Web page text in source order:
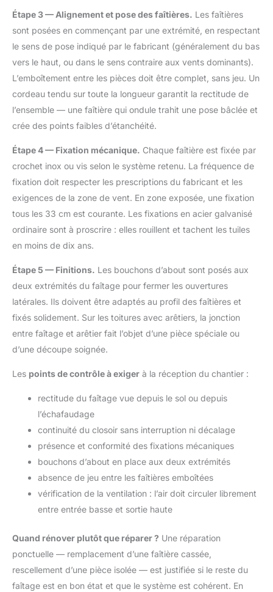
Étape 3 — Alignement et pose des faîtières. Les faîtières
sont posées en commençant par une extrémité, en respectant
le sens de pose indiqué par le fabricant (généralement du bas
vers le haut, ou dans le sens contraire aux vents dominants).
L’emboîtement entre les pièces doit être complet, sans jeu. Un
cordeau tendu sur toute la longueur garantit la rectitude de
l’ensemble — une faîtière qui ondule trahit une pose bâclée et
crée des points faibles d’étanchéité.
Étape 4 — Fixation mécanique. Chaque faîtière est fixée par
crochet inox ou vis selon le système retenu. La fréquence de
fixation doit respecter les prescriptions du fabricant et les
exigences de la zone de vent. En zone exposée, une fixation
tous les 33 cm est courante. Les fixations en acier galvanisé
ordinaire sont à proscrire : elles rouillent et tachent les tuiles
en moins de dix ans.
Étape 5 — Finitions. Les bouchons d’about sont posés aux
deux extrémités du faîtage pour fermer les ouvertures
latérales. Ils doivent être adaptés au profil des faîtières et
fixés solidement. Sur les toitures avec arêtiers, la jonction
entre faîtage et arêtier fait l’objet d’une pièce spéciale ou
d’une découpe soignée.
Les points de contrôle à exiger à la réception du chantier :
rectitude du faîtage vue depuis le sol ou depuis
l’échafaudage
continuité du closoir sans interruption ni décalage
présence et conformité des fixations mécaniques
bouchons d’about en place aux deux extrémités
absence de jeu entre les faîtières emboîtées
vérification de la ventilation : l’air doit circuler librement
entre entrée basse et sortie haute
Quand rénover plutôt que réparer ? Une réparation
ponctuelle — remplacement d’une faîtière cassée,
rescellement d’une pièce isolée — est justifiée si le reste du
faîtage est en bon état et que le système est cohérent. En